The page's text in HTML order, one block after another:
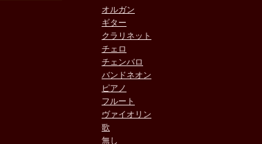
オルガン
ギター
クラリネット
チェロ
チェンバロ
バンドネオン
ピアノ
フルート
ヴァイオリン
歌
無し